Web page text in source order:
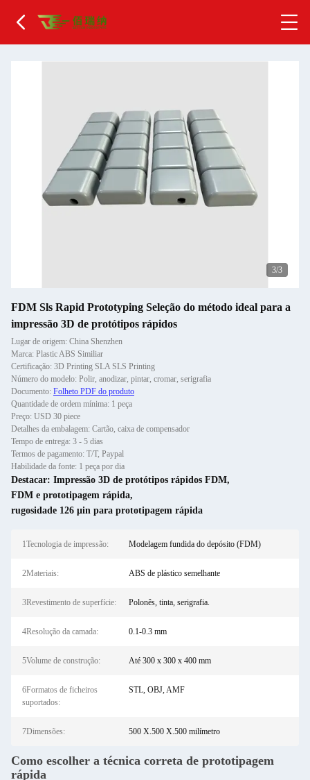
1/3
FDM Sls Rapid Prototyping Seleção do método ideal para a
impressão 3D de protótipos rápidos
Lugar de origem: China Shenzhen
Marca: Plastic ABS Similiar
Certificação: 3D Printing SLA SLS Printing
Número do modelo: Polir, anodizar, pintar, cromar, serigrafia
Documento: Folheto PDF do produto
Quantidade de ordem mínima: 1 peça
Preço: USD 30 piece
Detalhes da embalagem: Cartão, caixa de compensador
Tempo de entrega: 3 - 5 dias
Termos de pagamento: T/T, Paypal
Habilidade da fonte: 1 peça por dia
Destacar: Impressão 3D de protótipos rápidos FDM,
FDM e prototipagem rápida,
rugosidade 126 μin para prototipagem rápida
1Tecnologia de impressão: Modelagem fundida do depósito (FDM)
2Materiais: ABS de plástico semelhante
3Revestimento de superfície: Polonês, tinta, serigrafia.
4Resolução da camada: 0.1-0.3 mm
5Volume de construção: Até 300 x 300 x 400 mm
6Formatos de ficheiros
suportados:
STL, OBJ, AMF
7Dimensões: 500 X.500 X.500 milímetro
Como escolher a técnica correta de prototipagem
rápida